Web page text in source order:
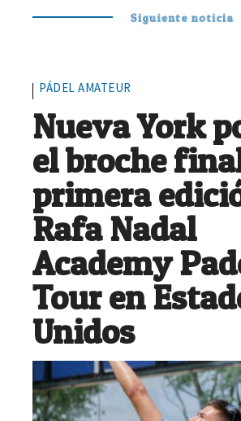
Siguiente noticia
PÁDEL AMATEUR
Nueva York
el broche
primera
Rafa Nadal
Academy
Tour en
Unidos